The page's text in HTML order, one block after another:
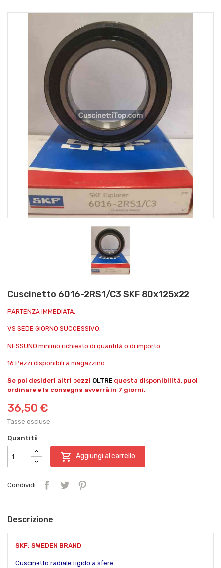
Cuscinetto 6016-2RS1/C3 SKF 80x125x22
PARTENZA IMMEDIATA.
VS SEDE GIORNO SUCCESSIVO.
NESSUNO minimo richiesto di quantità o di importo.
16 Pezzi disponibili a magazzino.
Se poi desideri altri pezzi OLTRE questa disponibilità, puoi
ordinare e la consegna avverrà in 7 giorni.
36,50 €
Tasse escluse
Quantità
 Aggiungi al carrello
Condividi
Descrizione
SKF: SWEDEN BRAND
Cuscinetto radiale rigido a sfere.